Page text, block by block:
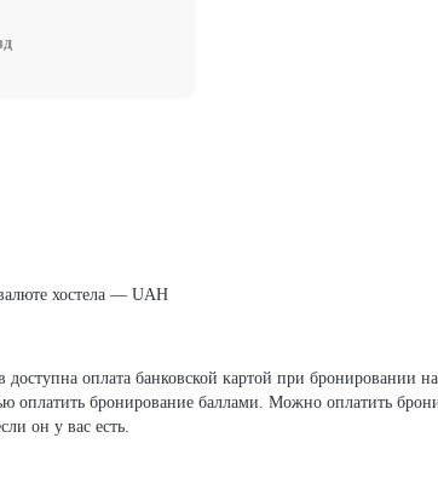
хостела — UAH
оплатить бронирование баллами. Можно оплатить
он у вас есть.